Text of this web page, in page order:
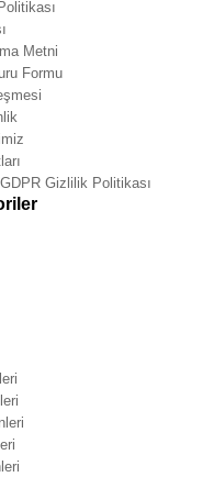
Metni
Formu
Gizlilik Politikası